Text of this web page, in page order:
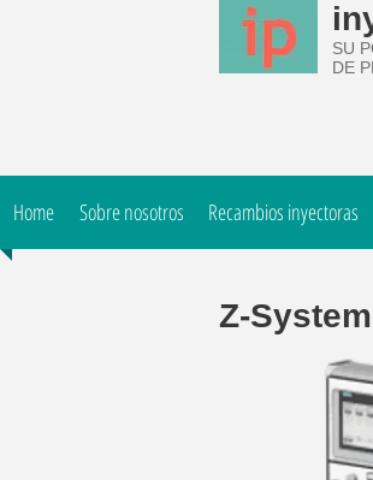
SU
DE
Home Sobre nosotros Recambios inyectoras
Z-